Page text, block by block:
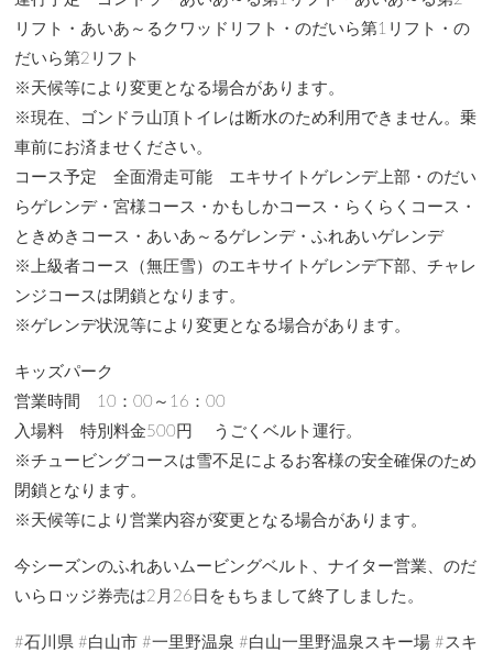
リフト・あいあ～るクワッドリフト・のだいら第1リフト・の
だいら第2リフト
※天候等により変更となる場合があります。
※現在、ゴンドラ山頂トイレは断水のため利用できません。乗
車前にお済ませください。
コース予定 全面滑走可能 エキサイトゲレンデ上部・のだい
らゲレンデ・宮様コース・かもしかコース・らくらくコース・
ときめきコース・あいあ～るゲレンデ・ふれあいゲレンデ
※上級者コース（無圧雪）のエキサイトゲレンデ下部、チャレ
ンジコースは閉鎖となります。
※ゲレンデ状況等により変更となる場合があります。
キッズパーク
営業時間 10：00～16：00
入場料 特別料金500円 うごくベルト運行。
※チュービングコースは雪不足によるお客様の安全確保のため
閉鎖となります。
※天候等により営業内容が変更となる場合があります。
今シーズンのふれあいムービングベルト、ナイター営業、のだ
いらロッジ券売は2月26日をもちまして終了しました。
#石川県 #白山市 #一里野温泉 #白山一里野温泉スキー場 #スキ